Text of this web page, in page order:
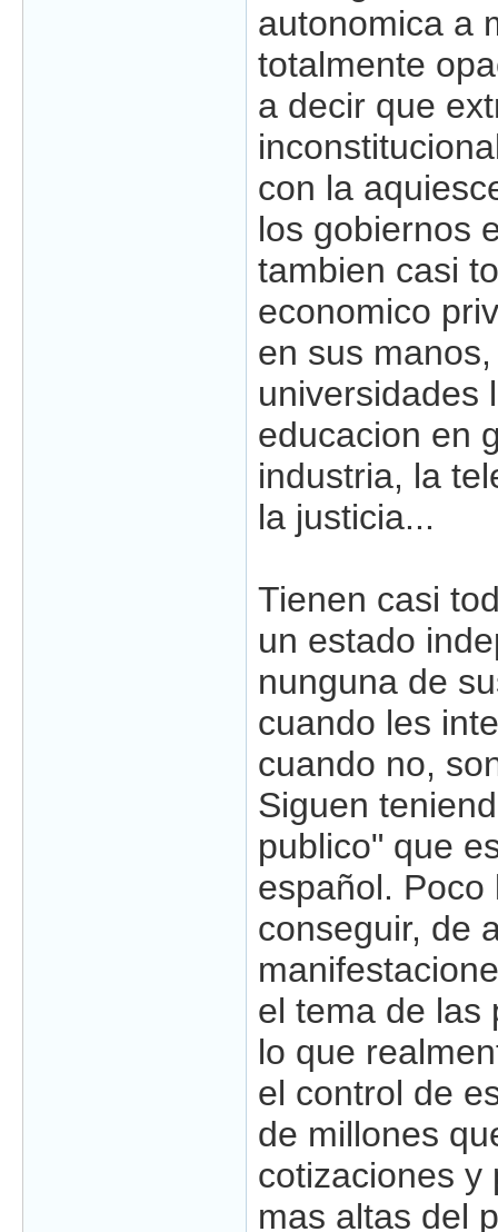
autonomica a
totalmente
a decir que
con la
los gobiernos
tambien casi
economico
en sus
universidades
educacion en
industria, la
la justicia...
Tienen casi
un estado
nunguna de
cuando les
cuando no,
Siguen
publico" que
español.
conseguir, de
el tema de las
lo que
el control de
de millones
cotizaciones y
mas altas del